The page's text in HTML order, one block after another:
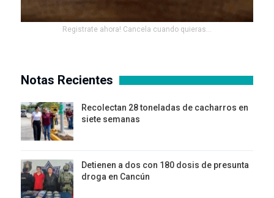
Registrate ahora! Cancela cuando quieras...
Notas Recientes
Recolectan 28 toneladas de cacharros en
siete semanas
Detienen a dos con 180 dosis de presunta
droga en Cancún